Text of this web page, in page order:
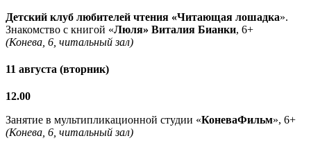
Детский клуб любителей чтения «Читающая лошадка».
Знакомство с книгой «Люля» Виталия Бианки, 6+
(Конева, 6, читальный зал)
11 августа (вторник)
12.00
Занятие в мультипликационной студии «КоневаФильм», 6+
(Конева, 6, читальный зал)